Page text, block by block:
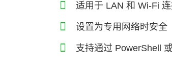
适用于 LAN 和 Wi‑Fi
设置为专用网络时安全
支持通过 PowerShell